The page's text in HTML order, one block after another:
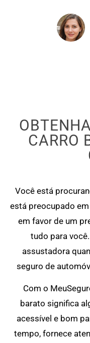
CARRO
Você está
está preocupado
em favor de um
tudo para
assustadora
seguro de
Com o
barato significa
acessível e bom
tempo, fornece